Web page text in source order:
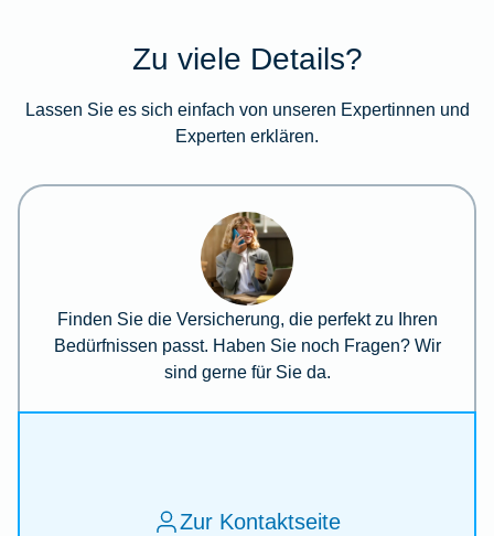
Zu viele Details?
Lassen Sie es sich einfach von unseren Expertinnen und
Experten erklären.
Finden Sie die Versicherung, die perfekt zu Ihren
Bedürfnissen passt. Haben Sie noch Fragen? Wir
sind gerne für Sie da.
Zur Kontaktseite